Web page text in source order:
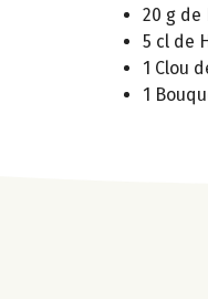
20 g de
5 cl de
1 Clou
1